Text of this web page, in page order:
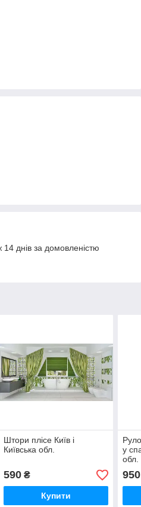
днів за домовленістю
Штори плісе Київ і
Київська обл.
590₴
Купити
у
обл.
950